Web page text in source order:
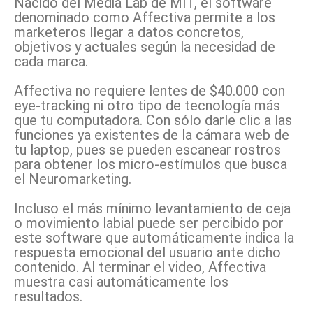
denominado como Affectiva permite a los
marketeros llegar a datos concretos,
objetivos y actuales según la necesidad de
cada marca.
Affectiva no requiere lentes de $40.000 con
eye-tracking ni otro tipo de tecnología más
que tu computadora. Con sólo darle clic a las
funciones ya existentes de la cámara web de
tu laptop, pues se pueden escanear rostros
para obtener los micro-estímulos que busca
el Neuromarketing.
Incluso el más mínimo levantamiento de ceja
o movimiento labial puede ser percibido por
este software que automáticamente indica la
respuesta emocional del usuario ante dicho
contenido. Al terminar el video, Affectiva
muestra casi automáticamente los
resultados.